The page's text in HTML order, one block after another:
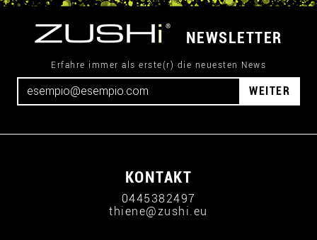
NEWSLETTER
Erfahre immer als erste(r) die neuesten News
WEITER
KONTAKT
0445382497
thiene@zushi.eu